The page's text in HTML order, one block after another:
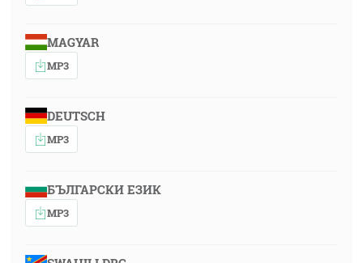
MAGYAR
MP3
DEUTSCH
MP3
БЪЛГАРСКИ ЕЗИК
MP3